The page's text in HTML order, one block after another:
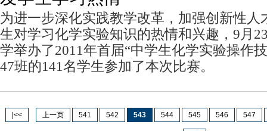
为进一步深化实践教学改革，加强创新性人
生对学习化学实验知识的热情和兴趣，9月
学举办了2011年首届“中学生化学实验操作
47班的141名学生参加了本次比赛。
|<< 上一页 541 542 543 544 545 546 547